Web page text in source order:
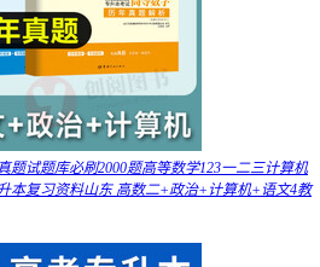
题试题库必刷2000题高等数学123一二三计算机
本复习资料山东 高数二+政治+计算机+语文4教